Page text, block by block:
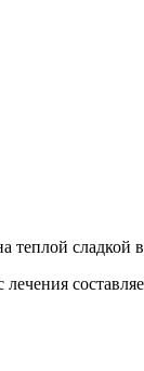
теплой сладкой